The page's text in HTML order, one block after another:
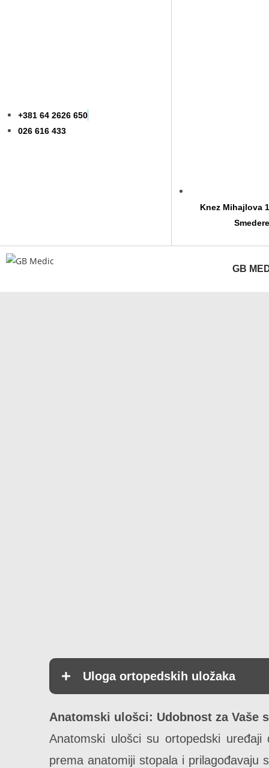
+381 64 2626 650
026 616 433
Knez Mihajlova
GB
Uloga ortopedskih uložaka
Anatomski ulošci: Udobnost za Vaše
Anatomski ulošci su ortopedski
prema anatomiji stopala i prilagođavaju